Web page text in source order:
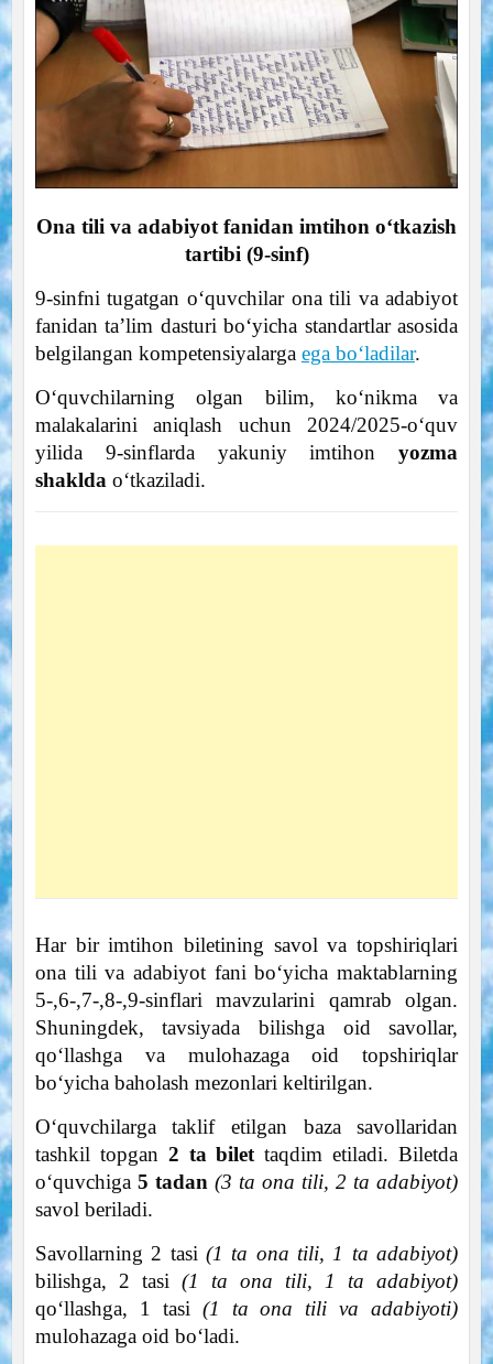
Ona tili va adabiyot fanidan imtihon oʻtkazish
tartibi (9-sinf)
9-sinfni tugatgan oʻquvchilar ona tili va adabiyot
fanidan taʼlim dasturi boʻyicha standartlar asosida
belgilangan kompetensiyalarga ega boʻladilar.
Oʻquvchilarning olgan bilim, koʻnikma va
malakalarini aniqlash uchun 2024/2025-oʻquv
yilida 9-sinflarda yakuniy imtihonyozma
shakldaoʻtkaziladi.
Har bir imtihon biletining savol va topshiriqlari
ona tili va adabiyot fani boʻyicha maktablarning
5-,6-,7-,8-,9-sinflari mavzularini qamrab olgan.
Shuningdek, tavsiyada bilishga oid savollar,
qoʻllashga va mulohazaga oid topshiriqlar
boʻyicha baholash mezonlari keltirilgan.
Oʻquvchilarga taklif etilgan baza savollaridan
tashkil topgan 2 ta bilettaqdim etiladi. Biletda
oʻquvchiga 5 tadan (3 ta ona tili, 2 ta adabiyot)
savol beriladi.
Savollarning 2 tasi (1 ta ona tili, 1 ta adabiyot)
bilishga, 2 tasi (1 ta ona tili, 1 ta adabiyot)
qoʻllashga, 1 tasi (1 ta ona tili va adabiyoti)
mulohazaga oid boʻladi.